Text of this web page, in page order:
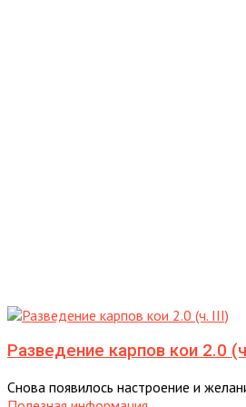
Разведение карпов кои 2.0
Снова появилось настроение и